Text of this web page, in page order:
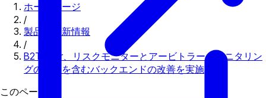
ホームページ
/
製品の更新情報
/
B2Trader、リスクモニターとアービトラージモニタリン
グの開発を含むバックエンドの改善を実施
このページで